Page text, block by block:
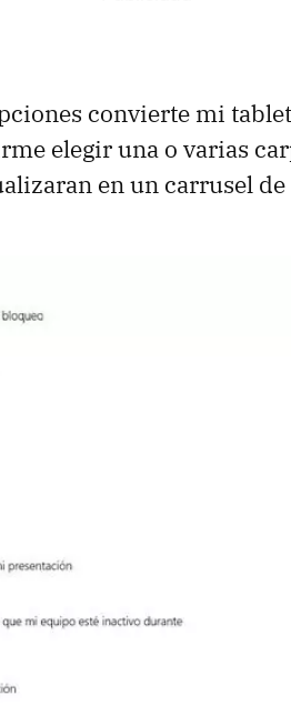
convierte mi
elegir una o varias
en un carrusel de